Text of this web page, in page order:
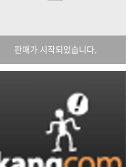
판매가 시작되었습니다.